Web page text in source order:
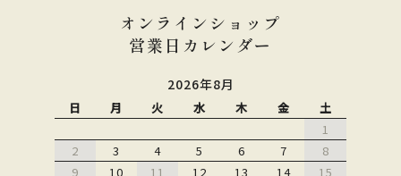
オンラインショップ
営業日カレンダー
2026年8月
日 月 火 水 木 金
土
1
2
3 4 5 6 7
8
9
10 11 12 13 14
15